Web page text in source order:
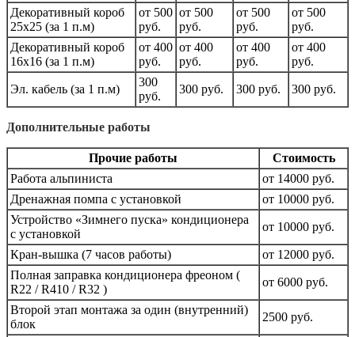
Декоративный короб
25х25 (за 1 п.м)
от 500
руб.
от 500
руб.
от 500
руб.
от 500
руб.
Декоративный короб
16х16 (за 1 п.м)
от 400
руб.
от 400
руб.
от 400
руб.
от 400
руб.
Эл. кабель (за 1 п.м)
300
руб.
300 руб. 300 руб. 300 руб.
Дополнительные работы
Прочие работы
Стоимость
Работа альпиниста
от 14000 руб.
Дренажная помпа с установкой
от 10000 руб.
Устройство «Зимнего пуска» кондиционера
с установкой
от 10000 руб.
Кран-вышка (7 часов работы)
от 12000 руб.
Полная заправка кондиционера фреоном (
R22 / R410 / R32 )
от 6000 руб.
Второй этап монтажа за один (внутренний)
блок
2500 руб.